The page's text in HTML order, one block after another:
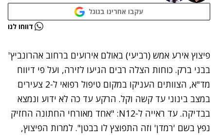
עקבו אחרינו בגוגל
נתקלנו בבעיה דווחו לנו
פיצוץ אירע אמש (רביעי) באולם אירועים ברחוב אהרונביץ'
בבני ברק. כוחות הצלה רבים הגיעו לזירה, ועל פי דיווח
מד"א, הצוותים העניקו במקום טיפול רפואי ל-2 צעירים
במצב בינוני עד קשה וקל. הרקע עד כה לא ידוע ונמצא
בבדיקה. עד ראייה ל-N12: "אחד מאורחי החתונה החזיק
נפץ בשם 'רמדן' וזה התפוצץ לו בבטן". למרות הפיצוץ,